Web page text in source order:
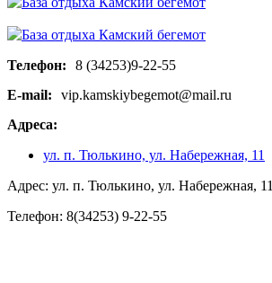
Телефон:
8 (34253)9-22-55
E-mail:
vip.kamskiybegemot@mail.ru
Адреса:
ул. п. Тюлькино, ул. Набережная, 11
Адрес: ул. п. Тюлькино, ул. Набережная, 11
Телефон: 8(34253) 9-22-55